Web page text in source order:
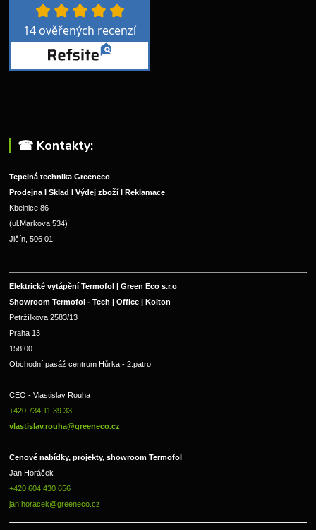
☎︎ Kontakty:
Tepelná technika Greeneco
Prodejna I Sklad I Výdej zboží I Reklamace
Kbelnice 86
(ul.Markova 534)
Jičín, 506 01
Elektrické vytápění Termofol | Green Eco s.r.o
Showroom Termofol - Tech | Office | Kolton
Petržílkova 2583/13
Praha 13
158 00
Obchodní pasáž centrum Hůrka - 2.patro
CEO - Vlastislav Rouha
+420 734 11 39 33
vlastislav.rouha@greeneco.cz
Cenové nabídky, projekty, showroom Termofol
Jan Horáček
+420 604 430 656
jan.horacek@greeneco.cz